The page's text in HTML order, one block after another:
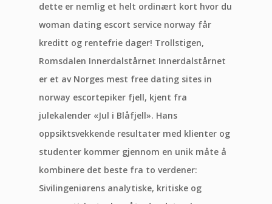
dette er nemlig et helt ordinært kort hvor du
woman dating escort service norway får
kreditt og rentefrie dager! Trollstigen,
Romsdalen Innerdalstårnet Innerdalstårnet
er et av Norges mest free dating sites in
norway escortepiker fjell, kjent fra
julekalender «Jul i Blåfjell». Hans
oppsiktsvekkende resultater med klienter og
studenter kommer gjennom en unik måte å
kombinere det beste fra to verdener:
Sivilingeniørens analytiske, kritiske og